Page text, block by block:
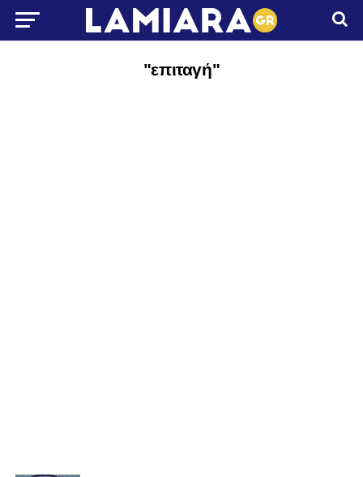
"επιταγή"